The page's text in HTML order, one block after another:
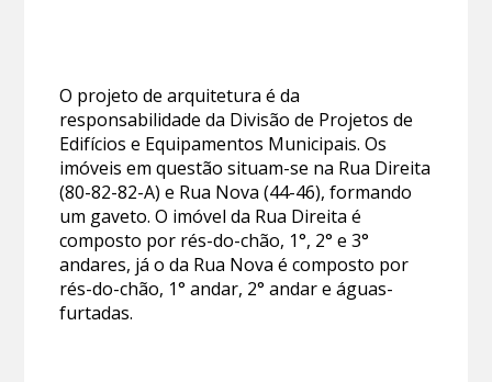
O projeto de arquitetura é da
responsabilidade da Divisão de Projetos de
Edifícios e Equipamentos Municipais. Os
imóveis em questão situam-se na Rua Direita
(80-82-82-A) e Rua Nova (44-46), formando
um gaveto. O imóvel da Rua Direita é
composto por rés-do-chão, 1°, 2° e 3°
andares, já o da Rua Nova é composto por
rés-do-chão, 1° andar, 2° andar e águas-
furtadas.